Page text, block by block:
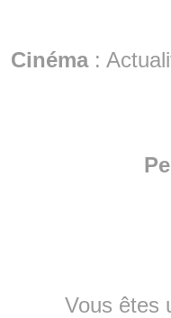
Cinéma:
Vous êtes